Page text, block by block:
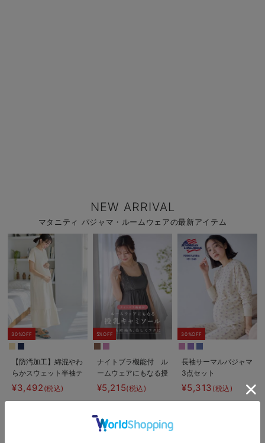
NEW ARRIVAL
マタニティ パジャマ・ルームウェアの最新アイテム
30%OFF
【防汚加工】綿混やわ
らかスウェット半袖テ
ィアードネグリジェ
マタニティ・産後【出
¥3,492 (税込)
5%OFF
ナイトブラ機能付 ル
ームウェアにもなる授
乳キャミソール
¥5,215(税込)
30%OFF
長袖サーマルパジャマ
3点セット
JEMORGAN（ジェー
イーモーガン） ギフ
¥5,313 (税込)